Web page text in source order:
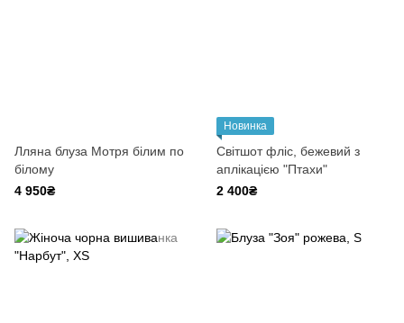
Лляна блуза Мотря білим по
білому
4 950₴
Новинка
Світшот фліс, бежевий з
аплікацією "Птахи"
2 400₴